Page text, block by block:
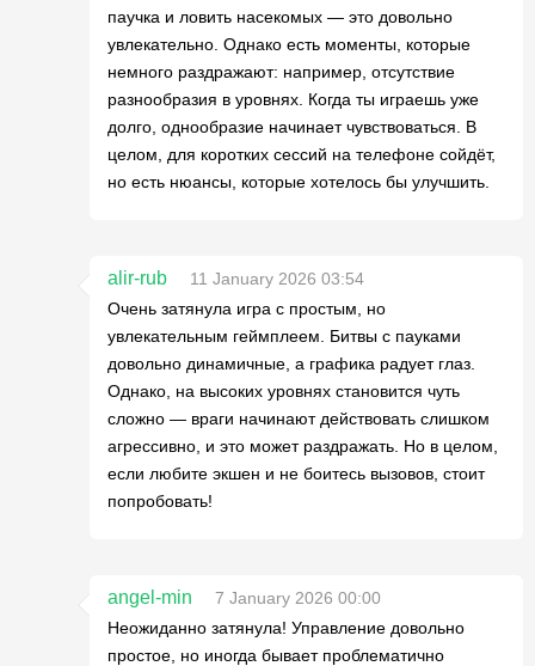
паучка и ловить насекомых — это довольно
увлекательно. Однако есть моменты, которые
немного раздражают: например, отсутствие
разнообразия в уровнях. Когда ты играешь уже
долго, однообразие начинает чувствоваться. В
целом, для коротких сессий на телефоне сойдёт,
но есть нюансы, которые хотелось бы улучшить.
alir-rub
11 January 2026 03:54
Очень затянула игра с простым, но
увлекательным геймплеем. Битвы с пауками
довольно динамичные, а графика радует глаз.
Однако, на высоких уровнях становится чуть
сложно — враги начинают действовать слишком
агрессивно, и это может раздражать. Но в целом,
если любите экшен и не боитесь вызовов, стоит
попробовать!
angel-min
7 January 2026 00:00
Неожиданно затянула! Управление довольно
простое, но иногда бывает проблематично